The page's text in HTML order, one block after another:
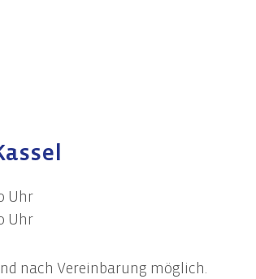
Uhr
Uhr
nach Vereinbarung möglich.